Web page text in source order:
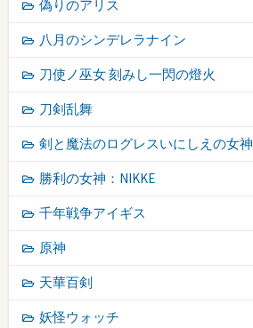
偽りのアリス
八月のシンデレラナイン
刀使ノ巫女 刻みし一閃の燈火
刀剣乱舞
剣と魔法のログレスいにしえの女神
勝利の女神：NIKKE
千年戦争アイギス
原神
天華百剣
妖怪ウォッチ